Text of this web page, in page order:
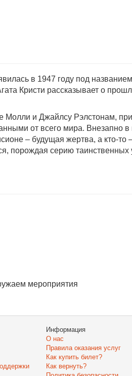
в 1947 году под
Кристи рассказывает о
и Джайлсу Рэлстонам,
от всего мира. Внезапно
– будущая жертва, а кто-
порождая серию таинственных
мероприятия
Информация
О нас
Правила оказания услуг
Как купить билет?
Как вернуть?